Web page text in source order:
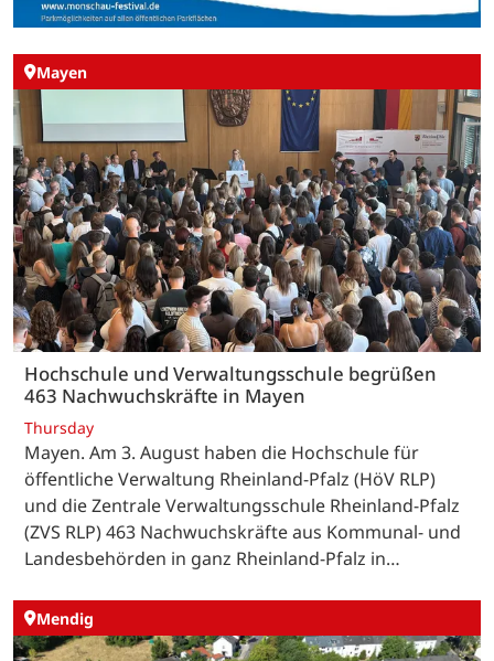
Mayen
Hochschule und Verwaltungsschule begrüßen
463 Nachwuchskräfte in Mayen
Thursday
Mayen. Am 3. August haben die Hochschule für
öffentliche Verwaltung Rheinland-Pfalz (HöV RLP)
und die Zentrale Verwaltungsschule Rheinland-Pfalz
(ZVS RLP) 463 Nachwuchskräfte aus Kommunal- und
Landesbehörden in ganz Rheinland-Pfalz in…
Mendig